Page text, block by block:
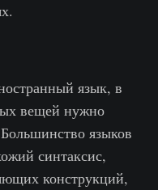
язык, в
вещей нужно
языков
синтаксис,
конструкций,